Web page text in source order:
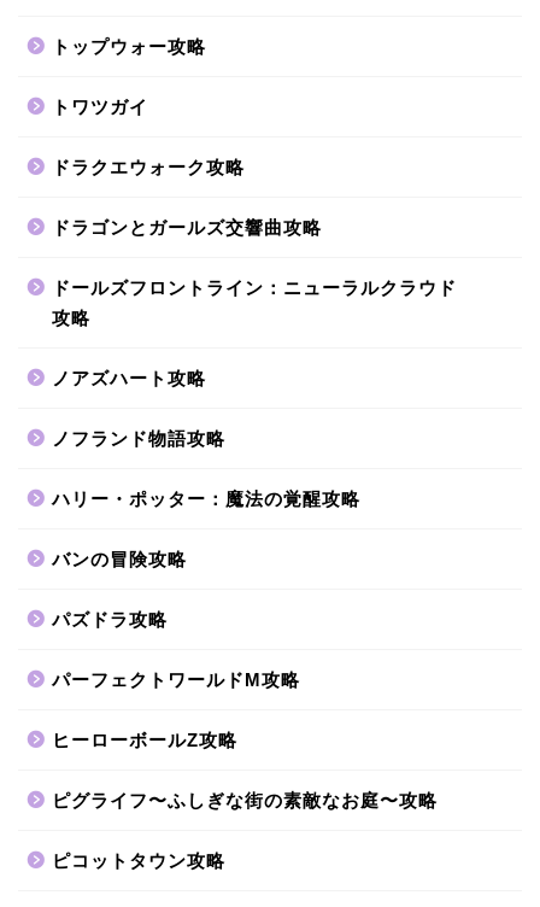
トップウォー攻略
トワツガイ
ドラクエウォーク攻略
ドラゴンとガールズ交響曲攻略
ドールズフロントライン：ニューラルクラウド
攻略
ノアズハート攻略
ノフランド物語攻略
ハリー・ポッター：魔法の覚醒攻略
バンの冒険攻略
パズドラ攻略
パーフェクトワールドM攻略
ヒーローボールZ攻略
ピグライフ〜ふしぎな街の素敵なお庭〜攻略
ピコットタウン攻略